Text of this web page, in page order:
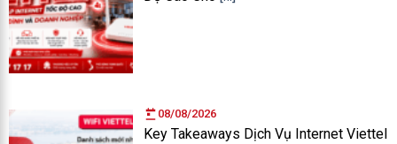
08/08/2026
Key Takeaways Dịch Vụ Internet Viettel